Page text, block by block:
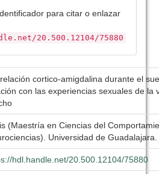
para citar o enlazar
20.500.12104/75880
cortico-amigdalina durante el
con las experiencias sexuales de la
(Maestría en Ciencias del
Universidad de Guadalajara.
hdl.handle.net/20.500.12104/75880